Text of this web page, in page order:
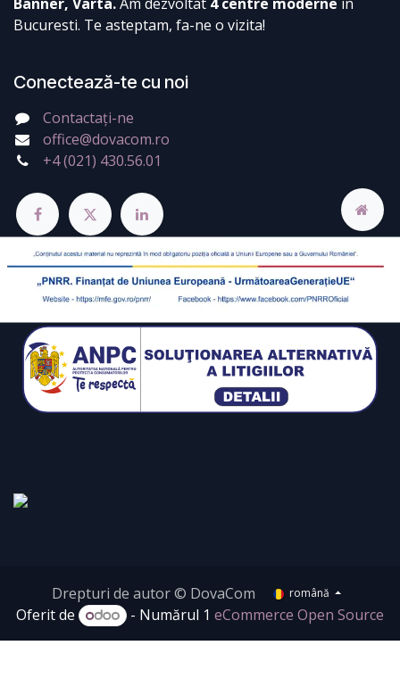
Bucuresti. Te asteptam, fa-ne o vizita!
Conectează-te cu noi
Contactați-ne
office@dovacom.ro
+4 (021) 430.56.01
Drepturi de autor © DovaCom română
Oferit de - Numărul 1eCommerce Open Source